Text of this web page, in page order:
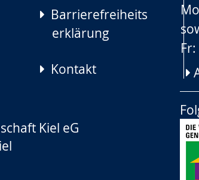
Barrierefreiheits
erklärung
Kontakt
Fr:
Kiel eG